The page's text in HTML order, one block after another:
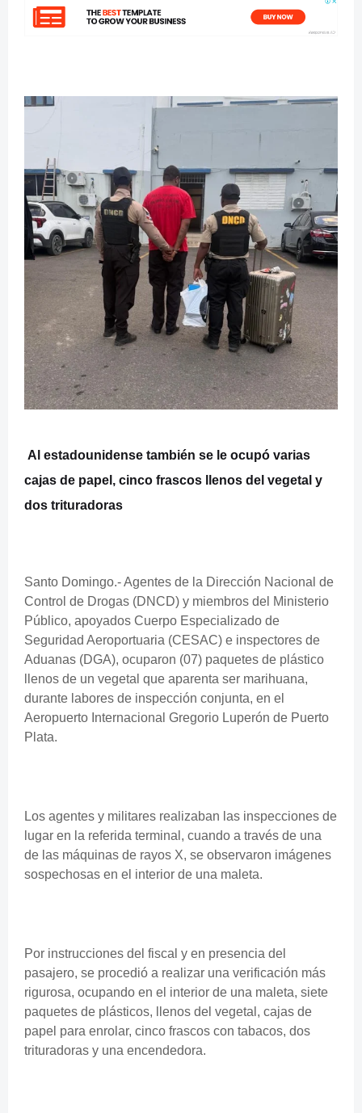
Al estadounidense también se le ocupó varias
cajas de papel, cinco frascos llenos del vegetal y
dos trituradoras
Santo Domingo.- Agentes de la Dirección Nacional de
Control de Drogas (DNCD) y miembros del Ministerio
Público, apoyados Cuerpo Especializado de
Seguridad Aeroportuaria (CESAC) e inspectores de
Aduanas (DGA), ocuparon (07) paquetes de plástico
llenos de un vegetal que aparenta ser marihuana,
durante labores de inspección conjunta, en el
Aeropuerto Internacional Gregorio Luperón de Puerto
Plata.
Los agentes y militares realizaban las inspecciones de
lugar en la referida terminal, cuando a través de una
de las máquinas de rayos X, se observaron imágenes
sospechosas en el interior de una maleta.
Por instrucciones del fiscal y en presencia del
pasajero, se procedió a realizar una verificación más
rigurosa, ocupando en el interior de una maleta, siete
paquetes de plásticos, llenos del vegetal, cajas de
papel para enrolar, cinco frascos con tabacos, dos
trituradoras y una encendedora.